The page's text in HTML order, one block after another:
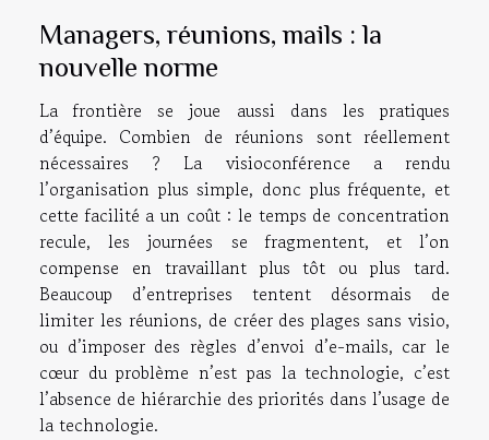
Managers, réunions, mails : la
nouvelle norme
La frontière se joue aussi dans les pratiques
d’équipe. Combien de réunions sont réellement
nécessaires ? La visioconférence a rendu
l’organisation plus simple, donc plus fréquente, et
cette facilité a un coût : le temps de concentration
recule, les journées se fragmentent, et l’on
compense en travaillant plus tôt ou plus tard.
Beaucoup d’entreprises tentent désormais de
limiter les réunions, de créer des plages sans visio,
ou d’imposer des règles d’envoi d’e-mails, car le
cœur du problème n’est pas la technologie, c’est
l’absence de hiérarchie des priorités dans l’usage de
la technologie.